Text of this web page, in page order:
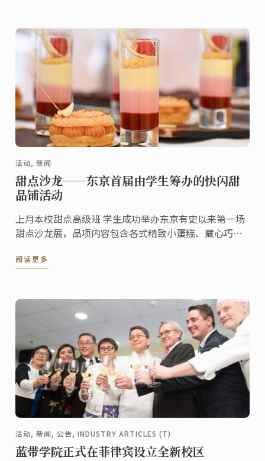
活动, 新闻
甜点沙龙──东京首届由学生筹办的快闪甜
品铺活动
上月本校甜点高级班 学生成功举办东京有史以来第一场
甜点沙龙展，品项内容包含各式精致小蛋糕、藏心巧克
学生设计、筹办。来宾可依据其个人喜好自由选择试吃
阅读更多
活动, 新闻, 公告, INDUSTRY ARTICLES (T)
蓝带学院正式在菲律宾设立全新校区